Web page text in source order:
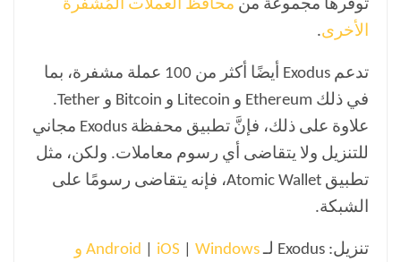
توفرها مجموعة من محافظ العملات المُشفرة
الأخرى.
تدعم Exodus أيضًا أكثر من 100 عملة مشفرة، بما
في ذلك Ethereum و Litecoin و Bitcoin و Tether.
علاوة على ذلك، فإنَّ تطبيق محفظة Exodus مجاني
للتنزيل ولا يتقاضى أي رسوم معاملات. ولكن، مثل
تطبيق Atomic Wallet، فإنه يتقاضى رسومًا على
الشبكة.
تنزيل: Exodus لـ Android iOS
Windows و